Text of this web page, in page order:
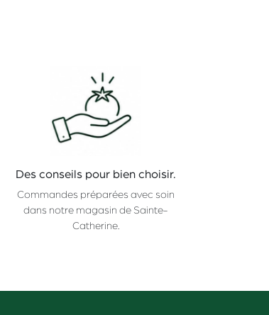
Des conseils pour bien choisir.
Commandes préparées avec soin
dans notre magasin de Sainte-
Catherine.